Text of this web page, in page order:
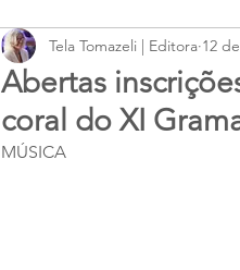
Abertas
coral do XI
Tela Tomazeli | Editora 12
MÚSICA